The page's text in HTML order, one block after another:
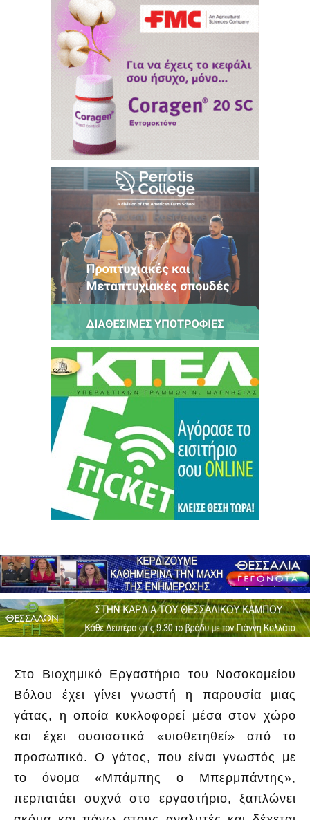
Στο Βιοχημικό Εργαστήριο του Νοσοκομείου
Βόλου έχει γίνει γνωστή η παρουσία μιας
γάτας, η οποία κυκλοφορεί μέσα στον χώρο
και έχει ουσιαστικά «υιοθετηθεί» από το
προσωπικό. Ο γάτος, που είναι γνωστός με
το όνομα «Μπάμπης ο Μπερμπάντης»,
περπατάει συχνά στο εργαστήριο, ξαπλώνει